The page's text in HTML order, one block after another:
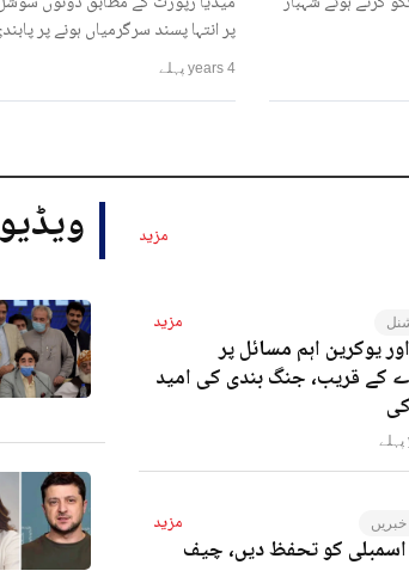
پر انتہا پسند سرگرمیاں ہونے پر
4 years پہلے
مزید
مزید
یوکرین اہم مسائل پر
کے قریب، جنگ بندی کی امید
مزید
اسمبلی کو تحفظ دیں، چیف